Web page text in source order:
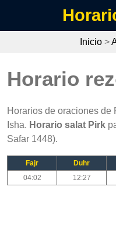
Inicio>
Horario
Horarios de oraciones de
Isha. Horario salat Pirk
Safar 1448).
Fajr Duhr
04:02
12:27